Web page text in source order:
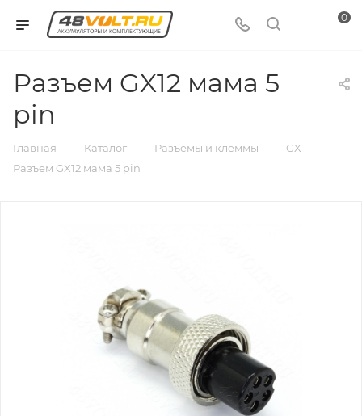
0
Разъем GX12 мама 5
pin
Главная — Каталог — Разъемы и клеммы — GX —
Разъем GX12 мама 5 pin